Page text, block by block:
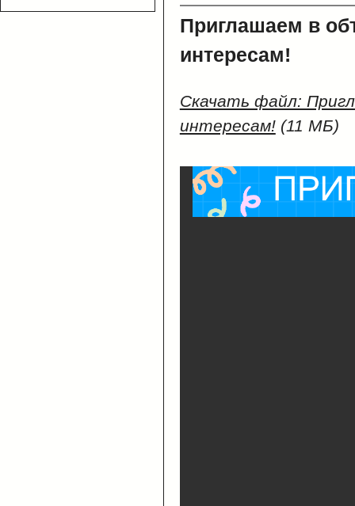
Приглашаем в
интересам!
Скачать файл:
интересам!(11 МБ)